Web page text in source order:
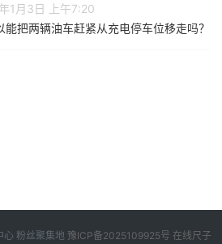
1月3日 上午7:20
把两辆油车赶紧从充电停车位移走吗？
心 粉丝聚集地 豫ICP备2025109925号 在线尺子